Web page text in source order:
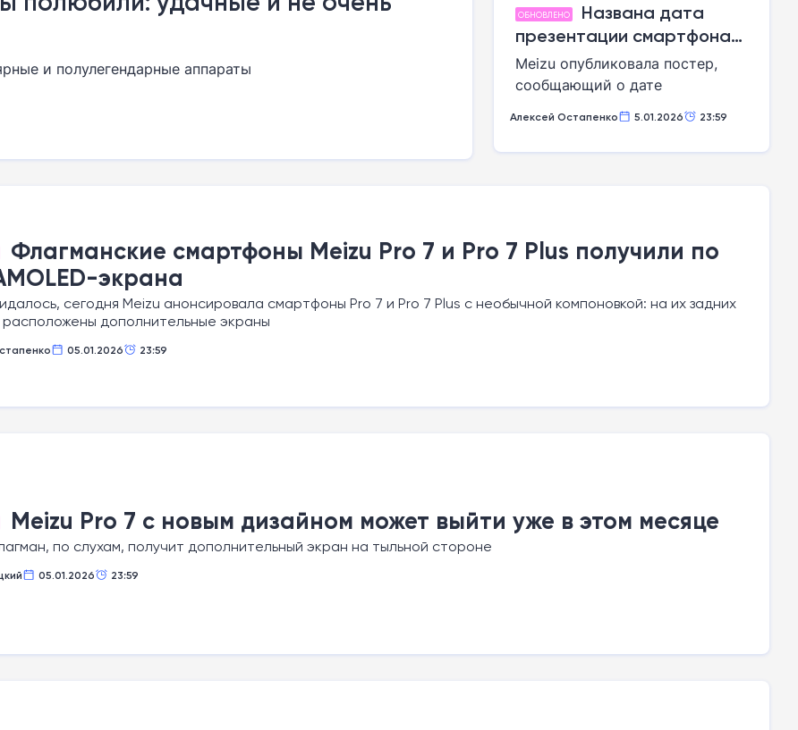
и полулегендарные аппараты
внутренних документах.
ОБНОВЛЕНО
Названа дата
презентации смартфона
Meizu Pro 7 с двумя
дисплеями
Meizu опубликовала постер,
сообщающий о дате
презентации смартфона Meizu
Pro 7, очередной флагманской
модели китайской компании
Алексей Остапенко 5.01.2026 23:59
Флагманские смартфоны Meizu Pro 7 и Pro 7 Plus получили по
экрана
сегодня Meizu анонсировала смартфоны Pro 7 и Pro 7 Plus с необычной компоновкой: на их задних
расположены дополнительные экраны
05.01.2026 23:59
Meizu Pro 7 с новым дизайном может выйти уже в этом месяце
по слухам, получит дополнительный экран на тыльной стороне
05.01.2026 23:59